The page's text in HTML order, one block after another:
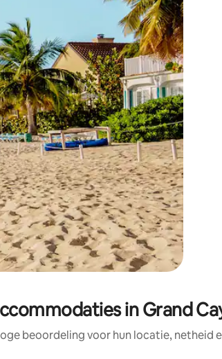
en omlaag, óf door te tikken of swipen.
in Grand
beoordeling voor hun locatie, netheid